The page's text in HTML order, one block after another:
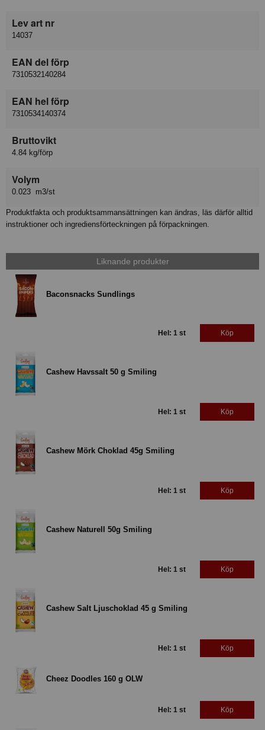
Lev art nr
14037
EAN del förp
7310532140284
EAN hel förp
7310534140374
Bruttovikt
4.84 kg/förp
Volym
0.023 m3/st
Produktfakta och produktsammansättningen kan ändras, läs därför alltid
instruktioner och ingrediensförteckningen på förpackningen.
Liknande produkter
Baconsnacks Sundlings
Hel: 1 st Köp
Cashew Havssalt 50 g Smiling
Hel: 1 st Köp
Cashew Mörk Choklad 45g Smiling
Hel: 1 st Köp
Cashew Naturell 50g Smiling
Hel: 1 st Köp
Cashew Salt Ljuschoklad 45 g Smiling
Hel: 1 st Köp
Cheez Doodles 160 g OLW
Hel: 1 st Köp